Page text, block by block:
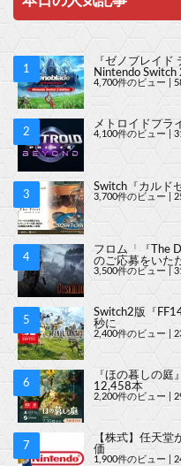
『ゼノブレイ
Nintendo
4,700件のビュー
メトロイドプラ
4,100件のビュー
Switch『カルド
3,700件のビュー
フロム「『The
のご応募をいた
3,500件のビュー
Switch2版『
秒に
2,400件のビュー
『ほの暮しの
12,458本
2,200件のビュー
【株式】任天
価
1,900件のビュー